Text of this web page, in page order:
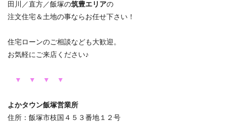
田川／直方／飯塚の筑豊エリアの
注文住宅＆土地の事ならお任せ下さい！
住宅ローンのご相談なども大歓迎。
お気軽にご来店ください♪
▼ ▼ ▼ ▼
よかタウン飯塚営業所
住所：飯塚市枝国４５３番地１２号